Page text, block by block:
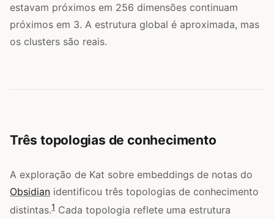
estavam próximos em 256 dimensões continuam
próximos em 3. A estrutura global é aproximada, mas
os clusters são reais.
Três topologias de conhecimento
A exploração de Kat sobre embeddings de notas do
Obsidian identificou três topologias de conhecimento
distintas.1 Cada topologia reflete uma estrutura